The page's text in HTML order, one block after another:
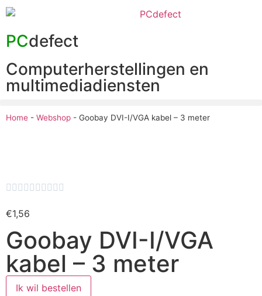
PCdefect
Computerherstellingen en
multimediadiensten
Home - Webshop - Goobay DVI-I/VGA kabel – 3 meter
         
€1,56
Goobay DVI-I/VGA
kabel – 3 meter
Ik wil bestellen